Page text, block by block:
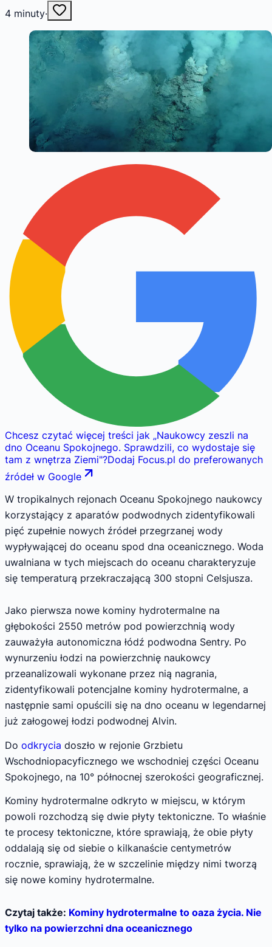
4 minuty·
Chcesz czytać więcej treści jak „Naukowcy zeszli na
dno Oceanu Spokojnego. Sprawdzili, co wydostaje się
tam z wnętrza Ziemi"?Dodaj Focus.pl do preferowanych
źródeł w Google
W tropikalnych rejonach Oceanu Spokojnego naukowcy
korzystający z aparatów podwodnych zidentyfikowali
pięć zupełnie nowych źródeł przegrzanej wody
wypływającej do oceanu spod dna oceanicznego. Woda
uwalniana w tych miejscach do oceanu charakteryzuje
się temperaturą przekraczającą 300 stopni Celsjusza.
Jako pierwsza nowe kominy hydrotermalne na
głębokości 2550 metrów pod powierzchnią wody
zauważyła autonomiczna łódź podwodna Sentry. Po
wynurzeniu łodzi na powierzchnię naukowcy
przeanalizowali wykonane przez nią nagrania,
zidentyfikowali potencjalne kominy hydrotermalne, a
następnie sami opuścili się na dno oceanu w legendarnej
już załogowej łodzi podwodnej Alvin.
Do odkrycia doszło w rejonie Grzbietu
Wschodniopacyficznego we wschodniej części Oceanu
Spokojnego, na 10° północnej szerokości geograficznej.
Kominy hydrotermalne odkryto w miejscu, w którym
powoli rozchodzą się dwie płyty tektoniczne. To właśnie
te procesy tektoniczne, które sprawiają, że obie płyty
oddalają się od siebie o kilkanaście centymetrów
rocznie, sprawiają, że w szczelinie między nimi tworzą
się nowe kominy hydrotermalne.
Czytaj także: Kominy hydrotermalne to oaza życia. Nie
tylko na powierzchni dna oceanicznego